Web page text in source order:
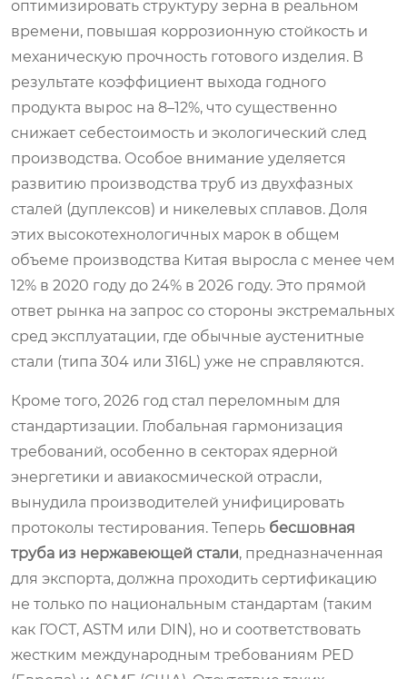
оптимизировать структуру зерна в реальном
времени, повышая коррозионную стойкость и
механическую прочность готового изделия. В
результате коэффициент выхода годного
продукта вырос на 8–12%, что существенно
снижает себестоимость и экологический след
производства. Особое внимание уделяется
развитию производства труб из двухфазных
сталей (дуплексов) и никелевых сплавов. Доля
этих высокотехнологичных марок в общем
объеме производства Китая выросла с менее чем
12% в 2020 году до 24% в 2026 году. Это прямой
ответ рынка на запрос со стороны экстремальных
сред эксплуатации, где обычные аустенитные
стали (типа 304 или 316L) уже не справляются.
Кроме того, 2026 год стал переломным для
стандартизации. Глобальная гармонизация
требований, особенно в секторах ядерной
энергетики и авиакосмической отрасли,
вынудила производителей унифицировать
протоколы тестирования. Теперь бесшовная
труба из нержавеющей стали, предназначенная
для экспорта, должна проходить сертификацию
не только по национальным стандартам (таким
как ГОСТ, ASTM или DIN), но и соответствовать
жестким международным требованиям PED